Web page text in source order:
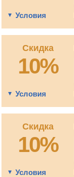
Условия
Скидка
10%
Условия
Скидка
10%
Условия